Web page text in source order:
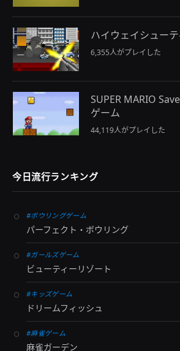
ハイウェイシュー
6,355人がプレイした
SUPER MARIO
ゲーム
44,119人がプレイした
今日流行ランキング
#ボウリングゲーム
パーフェクト・ボウリング
#ガールズゲーム
ビューティーリゾート
#キッズゲーム
ドリームフィッシュ
#麻雀ゲーム
麻雀ガーデン